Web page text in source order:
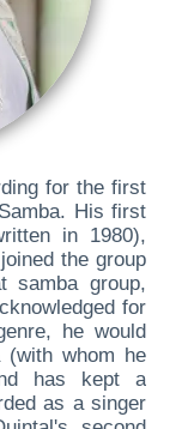
for the first
His first
in 1980),
the group
samba group,
for
he would
(with whom he
has kept a
as a singer